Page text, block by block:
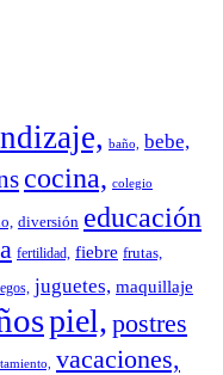
baño, bebe,
cocina, colegio
diversión educación
fertilidad, fiebre frutas,
juguetes, maquillaje
piel, postres
vacaciones,